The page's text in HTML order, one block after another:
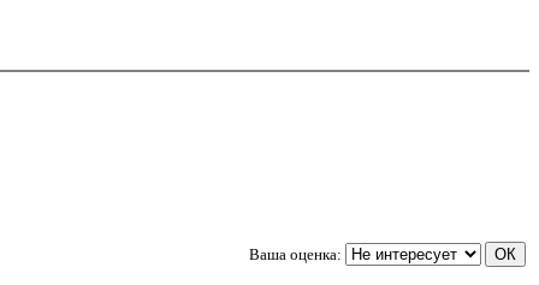
Ваша оценка: